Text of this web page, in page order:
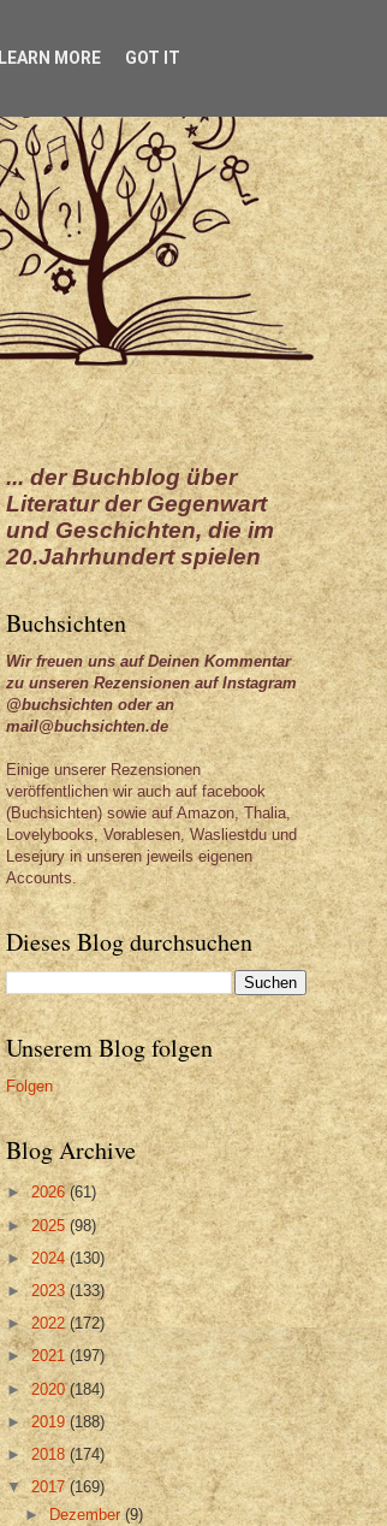
... der Buchblog über
Literatur der Gegenwart
und Geschichten, die im
20.Jahrhundert spielen
Buchsichten
Wir freuen uns auf Deinen Kommentar
zu unseren Rezensionen auf Instagram
@buchsichten oder an
mail@buchsichten.de
Einige unserer Rezensionen
veröffentlichen wir auch auf facebook
(Buchsichten) sowie auf Amazon, Thalia,
Lovelybooks, Vorablesen, Wasliestdu und
Lesejury in unseren jeweils eigenen
Accounts.
Dieses Blog durchsuchen
Unserem Blog folgen
Folgen
Blog Archive
►2026(61)
►2025(98)
►2024(130)
►2023(133)
►2022 (172)
►2021 (197)
►2020(184)
►2019(188)
►2018(174)
▼2017(169)
►Dezember(9)
LEARN MORE GOT IT